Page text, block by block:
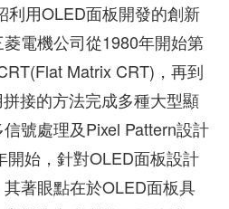
利用OLED面板開發的創新
電機公司從1980年開始第
Matrix CRT)，再到
接的方法完成多種大型顯
號處理及Pixel Pattern設計
開始，針對OLED面板設計
著眼點在於OLED面板具